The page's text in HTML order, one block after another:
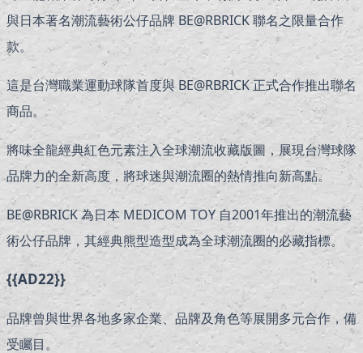
與日本著名潮流藝術公仔品牌 BE@RBRICK 聯名之限量合作
款。
這是台灣職業運動球隊首度與 BE@RBRICK 正式合作推出聯名
商品。
將味全龍經典紅色元素注入全球潮流收藏版圖，展現台灣球隊
品牌力的全新高度，將球迷與潮流圈的熱情推向新高點。
BE@RBRICK 為日本 MEDICOM TOY 自2001年推出的潮流藝
術公仔品牌，其經典熊型造型成為全球潮流圈的必藏指標。
{{AD22}}
品牌曾與世界各地多家企業、品牌及角色等展開多元合作，備
受矚目。